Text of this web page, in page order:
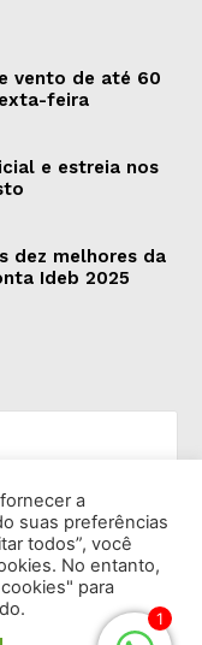
vento de até 60
feira
e estreia nos
dez melhores da
Ideb 2025
.
1
a
suas preferências
todos”, você
No entanto,
para